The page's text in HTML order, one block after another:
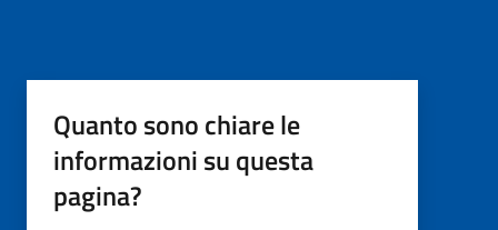
Quanto sono chiare le
informazioni su questa
pagina?